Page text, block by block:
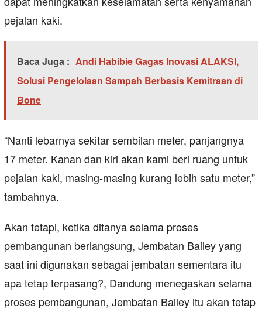
pejalan kaki.
Baca Juga : Andi Habibie Gagas Inovasi ALAKSI,
Solusi Pengelolaan Sampah Berbasis Kemitraan di
Bone
“Nanti lebarnya sekitar sembilan meter, panjangnya
17 meter. Kanan dan kiri akan kami beri ruang untuk
pejalan kaki, masing-masing kurang lebih satu meter,”
tambahnya.
Akan tetapi, ketika ditanya selama proses
pembangunan berlangsung, Jembatan Bailey yang
saat ini digunakan sebagai jembatan sementara itu
apa tetap terpasang?, Dandung menegaskan selama
proses pembangunan, Jembatan Bailey itu akan tetap